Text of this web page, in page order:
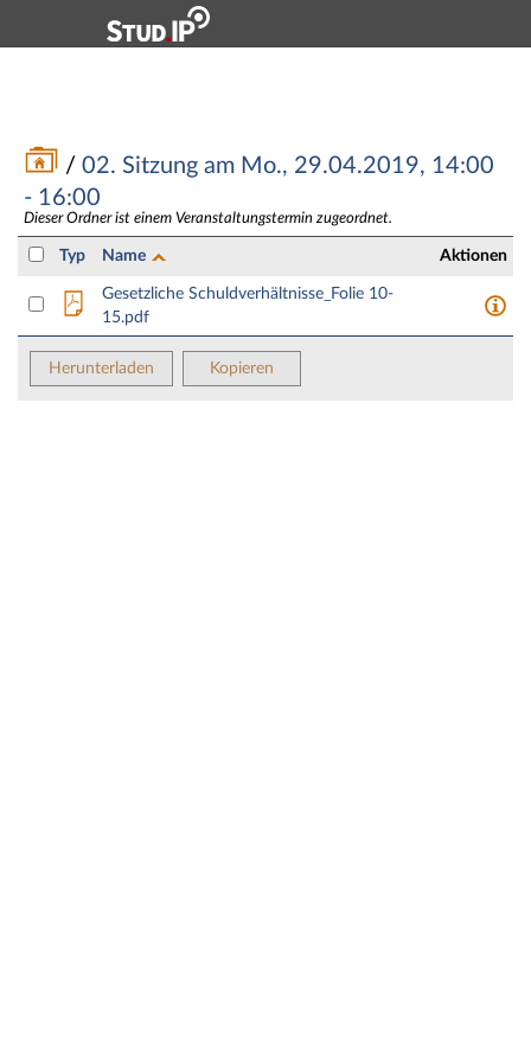
Hauptnavigation
Vorlesung: 20250 Gesetzliche Schuldverhältnisse -
/ 02. Sitzung am Mo., 29.04.2019, 14:00
- 16:00
Dieser Ordner ist einem Veranstaltungstermin zugeordnet.
Typ Name Aktionen
Gesetzliche Schuldverhältnisse_Folie 10-
15.pdf
Herunterladen Kopieren